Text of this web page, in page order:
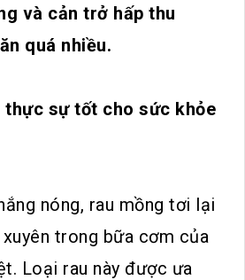
và cản trở hấp thu
quá nhiều.
thực sự tốt cho sức khỏe
nóng, rau mồng tơi lại
trong bữa cơm của
Loại rau này được ưa